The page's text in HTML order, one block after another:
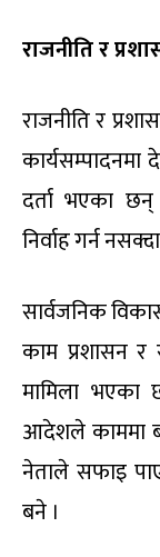
राजनीति र
राजनीति र
कार्यसम्पादनमा
दर्ता भएका
निर्वाह गर्न
सार्वजनिक
काम प्रशासन र
मामिला भएका
आदेशले काममा
नेताले सफाइ
बने ।